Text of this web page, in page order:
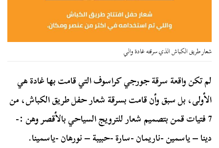
شعار طريق الكباش الذي سرقته غادة والي
لم تكن واقعة سرقةجورجي كراسوف التي قامت بها غادة هي
الأولى، بل سبق وأن قامت بسرقة شعار حفل طريق الكباش، من
7 فتيات قمن بتصميم شعار للترويج السياحي بالأقصر وهن :-
دينا – ياسمين -ناريمان -سارة -حبيبة – نورهان -ياسمينا.